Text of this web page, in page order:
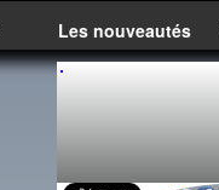
Les nouveautés